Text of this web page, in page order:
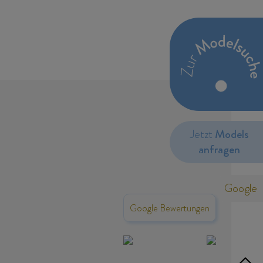
Jetzt Models
anfragen
Google
und Daten zur
Ihre Einwilligung jederzeit
Google Bewertungen
Navigation